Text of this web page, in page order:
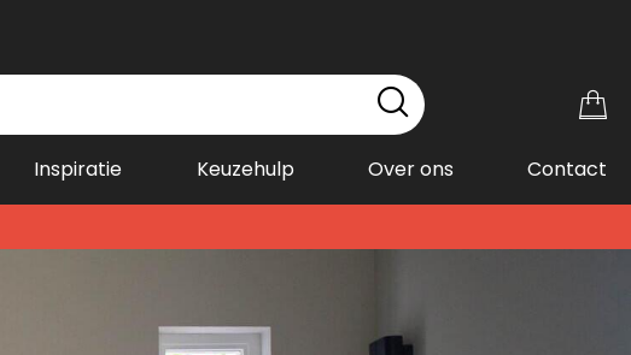
Inspiratie Keuzehulp Over ons Contact